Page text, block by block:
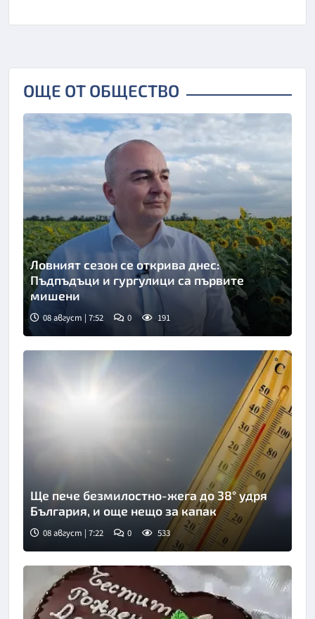
ОЩЕ ОТ ОБЩЕСТВО
Снимка: БТА
Ловният сезон се открива днес:
Пъдпъдъци и гургулици са първите
мишени
08 август | 7:52 0 191
Ще пече безмилостно-жега до 38° удря
България, и още нещо за капак
08 август | 7:22 0 533